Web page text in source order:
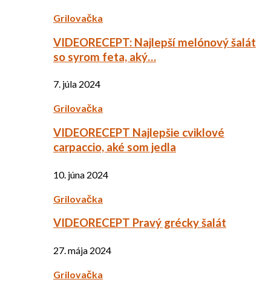
Grilovačka
VIDEORECEPT: Najlepší melónový šalát
so syrom feta, aký…
7. júla 2024
Grilovačka
VIDEORECEPT Najlepšie cviklové
carpaccio, aké som jedla
10. júna 2024
Grilovačka
VIDEORECEPT Pravý grécky šalát
27. mája 2024
Grilovačka